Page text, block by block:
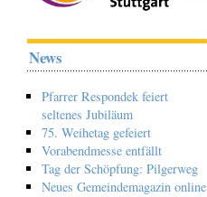
News
Pfarrer Respondek feiert
seltenes Jubiläum
75. Weihetag gefeiert
Vorabendmesse entfällt
Tag der Schöpfung: Pilgerweg
Neues Gemeindemagazin online